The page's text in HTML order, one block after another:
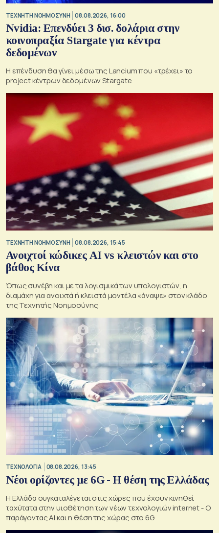
TΕΧΝΗΤΗ ΝΟΗΜΟΣΥΝΗ 08.08.2026, 16:00
Nvidia: Επενδύει 3 δισ. δολάρια στην
κοινοπραξία Stargate για κέντρα
δεδομένων
Η επένδυση θα γίνει μέσω της Lancium που «τρέχει» το
project κέντρων δεδομένων Stargate
TΕΧΝΗΤΗ ΝΟΗΜΟΣΥΝΗ 08.08.2026, 15:45
Ανοιχτοί κώδικες AI vs κλειστών και στο
βάθος Κίνα
Όπως συνέβη και με τα λογισμικά των υπολογιστών, η
διαμάχη για ανοιχτά ή κλειστά μοντέλα «άναψε» στον κλάδο
της Τεχνητής Νοημοσύνης
ΤΕΧΝΟΛΟΓΙΑ 08.08.2026, 13:45
Νέοι ορίζοντες με 6G - Η θέση της Ελλάδας
Η Ελλάδα συγκαταλέγεται στις χώρες που έχουν κινηθεί
ταχύτατα στην υιοθέτηση των νέων τεχνολογιών internet - Ο
παράγοντας AI και η θέση της χώρας στο 6G